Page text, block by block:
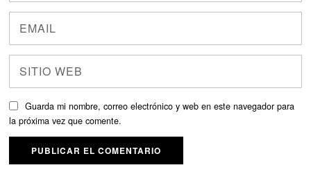
Guarda mi nombre, correo electrónico y web en este navegador para
la próxima vez que comente.